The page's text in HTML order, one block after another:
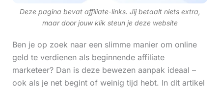
Deze pagina bevat affiliate-links. Jij betaalt niets extra,
maar door jouw klik steun je deze website
Ben je op zoek naar een slimme manier om online
geld te verdienen als beginnende affiliate
marketeer? Dan is deze bewezen aanpak ideaal –
ook als je net begint of weinig tijd hebt. In dit artikel